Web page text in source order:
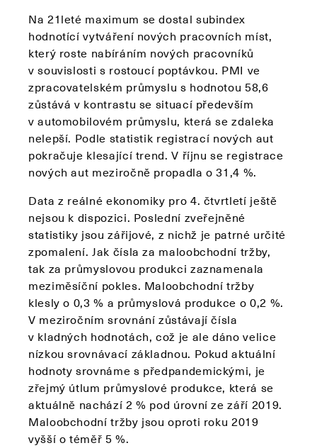
Na 21leté maximum se dostal subindex
hodnotící vytváření nových pracovních míst,
který roste nabíráním nových pracovníků
v souvislosti s rostoucí poptávkou. PMI ve
zpracovatelském průmyslu s hodnotou 58,6
zůstává v kontrastu se situací především
v automobilovém průmyslu, která se zdaleka
nelepší. Podle statistik registrací nových aut
pokračuje klesající trend. V říjnu se registrace
nových aut meziročně propadla o 31,4 %.
Data z reálné ekonomiky pro 4. čtvrtletí ještě
nejsou k dispozici. Poslední zveřejněné
statistiky jsou zářijové, z nichž je patrné určité
zpomalení. Jak čísla za maloobchodní tržby,
tak za průmyslovou produkci zaznamenala
meziměsíční pokles. Maloobchodní tržby
klesly o 0,3 % a průmyslová produkce o 0,2 %.
V meziročním srovnání zůstávají čísla
v kladných hodnotách, což je ale dáno velice
nízkou srovnávací základnou. Pokud aktuální
hodnoty srovnáme s předpandemickými, je
zřejmý útlum průmyslové produkce, která se
aktuálně nachází 2 % pod úrovní ze září 2019.
Maloobchodní tržby jsou oproti roku 2019
vyšší o téměř 5 %.